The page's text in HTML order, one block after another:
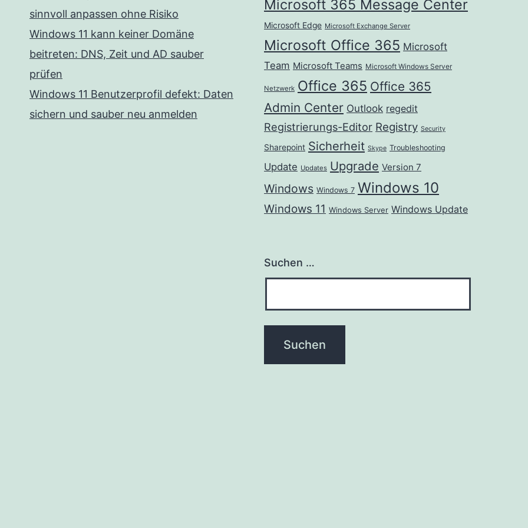
sinnvoll anpassen ohne Risiko
Windows 11 kann keiner Domäne
beitreten: DNS, Zeit und AD sauber
prüfen
Windows 11 Benutzerprofil defekt: Daten
sichern und sauber neu anmelden
Microsoft 365 Message Center
Microsoft Edge Microsoft Exchange Server
Microsoft Office 365 Microsoft
Team Microsoft Teams Microsoft Windows Server
Netzwerk Office 365 Office 365
Admin Center Outlook regedit
Registrierungs-Editor Registry Security
Sharepoint Sicherheit Skype Troubleshooting
Update Updates Upgrade Version 7
Windows Windows 7 Windows 10
Windows 11 Windows Server Windows Update
Suchen …